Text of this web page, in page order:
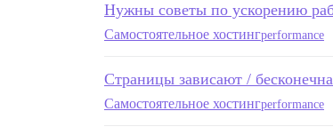
Нужны советы по ускорению
Самостоятельное хостингperformance
Страницы зависают /
Самостоятельное хостингperformance